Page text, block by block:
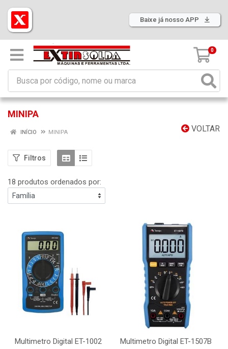
Baixe já nosso APP
0
MINIPA
VOLTAR
INÍCIO MINIPA
Filtros
18 produtos ordenados por:
Multimetro Digital ET-1002 Multimetro Digital ET-1507B